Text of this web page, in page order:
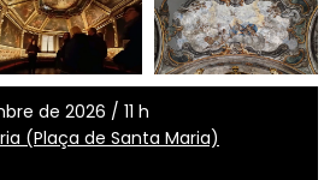
de 2026 / 11 h
(Plaça de Santa Maria)